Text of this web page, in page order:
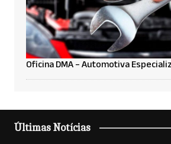
Oficina DMA – Automotiva
Últimas Notícias